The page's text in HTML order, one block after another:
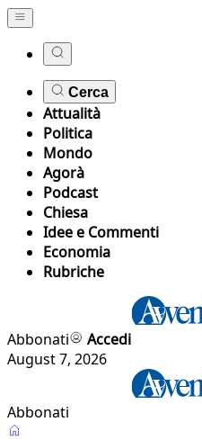
Cerca
Attualità
Politica
Mondo
Agorà
Podcast
Chiesa
Idee e Commenti
Economia
Rubriche
Abbonati
Accedi
August 7, 2026
Abbonati